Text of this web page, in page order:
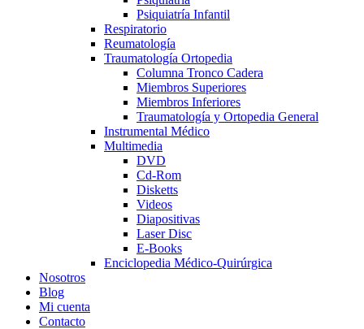
Psiquiatría Infantil
Respiratorio
Reumatología
Traumatología Ortopedia
Columna Tronco Cadera
Miembros Superiores
Miembros Inferiores
Traumatología y Ortopedia General
Instrumental Médico
Multimedia
DVD
Cd-Rom
Disketts
Videos
Diapositivas
Laser Disc
E-Books
Enciclopedia Médico-Quirúrgica
Nosotros
Blog
Mi cuenta
Contacto